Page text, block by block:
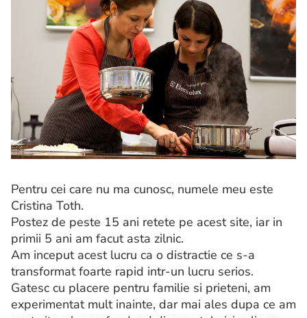
Pentru cei care nu ma cunosc, numele meu este
Cristina Toth.
Postez de peste 15 ani retete pe acest site, iar in
primii 5 ani am facut asta zilnic.
Am inceput acest lucru ca o distractie ce s-a
transformat foarte rapid intr-un lucru serios.
Gatesc cu placere pentru familie si prieteni, am
experimentat mult inainte, dar mai ales dupa ce am